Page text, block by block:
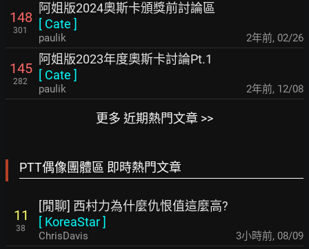
148
301
阿姐版2024奧斯卡頒獎前討論區
[ Cate ]
paulik 2年前, 02/26
145
282
阿姐版2023年度奧斯卡討論Pt.1
[ Cate ]
paulik 2年前, 12/08
更多 近期熱門文章 >>
PTT偶像團體區 即時熱門文章
11
38
[閒聊] 西村力為什麼仇恨值這麼高?
[ KoreaStar]
ChrisDavis 3小時前, 08/09